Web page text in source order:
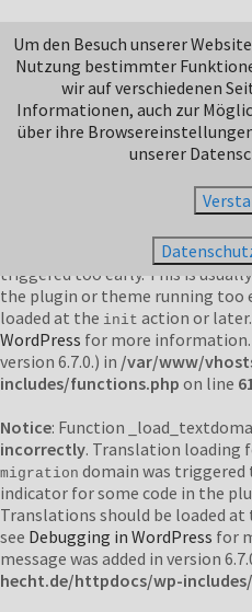
Notice : Function
incorrectly. Translation loading
triggered too early. This is
the plugin or theme running too
loaded at the init action or
WordPressfor more information.
/var/www/
on line
. Translation
triggered too early. This is
the plugin or theme running too
loaded at the init action or later.
WordPress for more information.
version 6.7.0.) in /var/www/
includes/functions.php on line
Notice: Function
incorrectly. Translation loading
migration domain was triggered
indicator for some code in the
Translations should be loaded at
see Debugging in WordPress for
message was added in version
hecht.de/httpdocs/wp-
Um den Besuch unserer
Nutzung bestimmter
wir auf verschiedenen
Informationen, auch zur
über ihre
unserer